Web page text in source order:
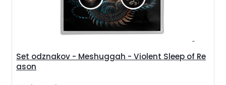
Set odznakov - Meshuggah - Violent Sleep of Re
ason